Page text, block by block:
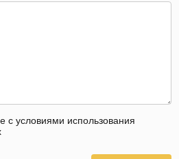
с условиями использования